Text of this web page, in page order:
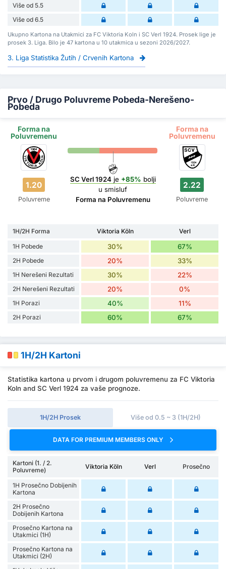
Više od 5.5
Više od 6.5
Ukupno Kartona na Utakmici za FC Viktoria Koln i SC Verl 1924. Prosek lige je
prosek 3. Liga. Bilo je 47 kartona u 10 utakmica u sezoni 2026/2027.
3. Liga Statistika Žutih / Crvenih Kartona
Prvo / Drugo Poluvreme Pobeda-Nerešeno-
Pobeda
Forma na
Poluvremenu
Forma na
Poluvremenu
1.20
Poluvreme
SC Verl 1924je +85% bolji
u smisluf
Forma na Poluvremenu
2.22
Poluvreme
1H/2H Forma Viktoria Köln
Verl
1H Pobede
30% 67%
2H Pobede 20% 33%
1H Nerešeni Rezultati 30% 22%
2H Nerešeni Rezultati 20% 0%
1H Porazi 40% 11%
2H Porazi 60% 67%
1H/2H Kartoni
Statistika kartona u prvom i drugom poluvremenu za FC Viktoria
Koln and SC Verl 1924 za vaše prognoze.
1H/2H Prosek Više od 0.5 ~ 3 (1H/2H)
DATA FOR PREMIUM MEMBERS ONLY
Kartoni (1. / 2.
Poluvreme)
Viktoria Köln Verl Prosečno
1H Prosečno Dobijenih
Kartona
2H Prosečno
Dobijenih Kartona
Prosečno Kartona na
Utakmici (1H)
Prosečno Kartona na
Utakmici (2H)